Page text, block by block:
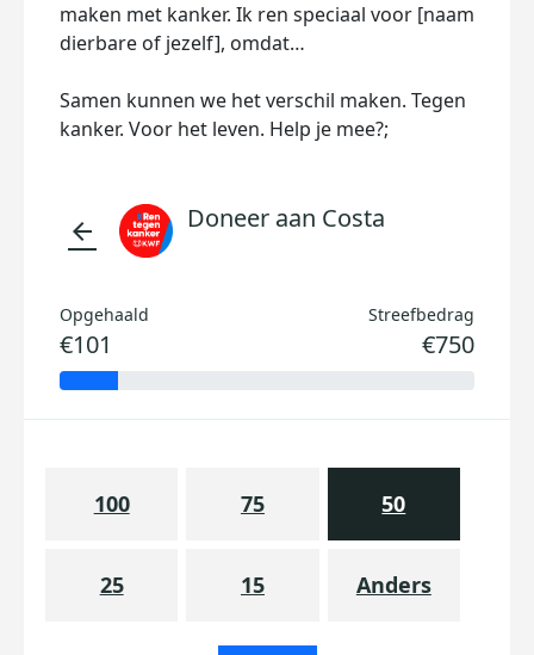
maken met kanker. Ik ren speciaal voor [naam
dierbare of jezelf], omdat…
Samen kunnen we het verschil maken. Tegen
kanker. Voor het leven. Help je mee?;
arrow_back Doneer aan Costa
Opgehaald
€101
Streefbedrag
€750
100 75 50
25 15 Anders